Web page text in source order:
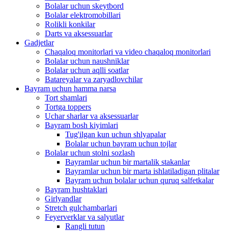
Bolalar uchun skeytbord
Bolalar elektromobillari
Rolikli konkilar
Darts va aksessuarlar
Gadjetlar
Chaqaloq monitorlari va video chaqaloq monitorlari
Bolalar uchun naushniklar
Bolalar uchun aqlli soatlar
Batareyalar va zaryadlovchilar
Bayram uchun hamma narsa
Tort shamlari
Tortga toppers
Uchar sharlar va aksessuarlar
Bayram bosh kiyimlari
Tug'ilgan kun uchun shlyapalar
Bolalar uchun bayram uchun tojlar
Bolalar uchun stolni sozlash
Bayramlar uchun bir martalik stakanlar
Bayramlar uchun bir marta ishlatiladigan plitalar
Bayram uchun bolalar uchun quruq salfetkalar
Bayram hushtaklari
Girlyandlar
Stretch gulchambarlari
Feyerverklar va salyutlar
Rangli tutun